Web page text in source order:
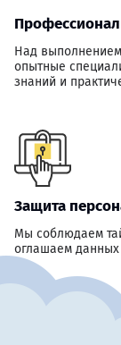
Над выполнением
опытные
знаний и
Защита
Мы соблюдаем
оглашаем